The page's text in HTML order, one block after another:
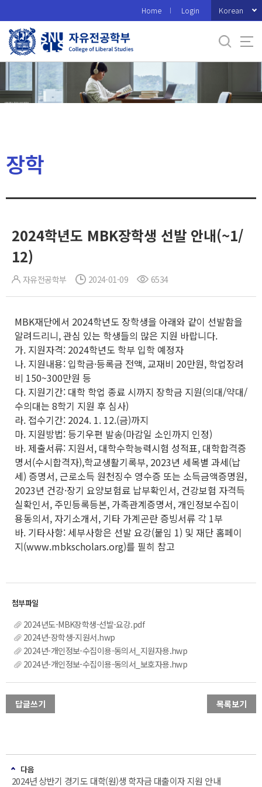
로
메
Home Login Korean
장학
2024학년도 MBK장학생 선발 안내(~1/
12)
자유전공학부 2024-01-09 6534
MBK재단에서 2024학년도 장학생을 아래와 같이 선발함을
알려드리니, 관심 있는 학생들의 많은 지원 바랍니다.
가. 지원자격: 2024학년도 학부 입학 예정자
나. 지원내용: 입학금·등록금 전액, 교재비 20만원, 학업장려
비 150~300만원 등
다. 지원기간: 대학 학업 종료 시까지 장학금 지원(의대/약대/
수의대는 8학기 지원 후 심사)
라. 접수기간: 2024. 1. 12.(금)까지
마. 지원방법: 등기우편 발송(마감일 소인까지 인정)
바. 제출서류: 지원서, 대학수학능력시험 성적표, 대학합격증
명서(수시합격자),학교생활기록부, 2023년 세목별 과세(납
세) 증명서, 근로소득 원천징수 영수증 또는 소득금액증명원,
2023년 건강·장기 요양보험료 납부확인서, 건강보험 자격득
실확인서, 주민등록등본, 가족관계증명서, 개인정보수집이
용동의서, 자기소개서, 기타 가계곤란 증빙서류 각 1부
바. 기타사항: 세부사항은 선발 요강(붙임 1) 및 재단 홈페이
지(www.mbkscholars.org)를 필히 참고
2024년도-MBK장학생-선발-요강.pdf
2024년-장학생-지원서.hwp
2024년-개인정보-수집이용-동의서_지원자용.hwp
2024년-개인정보-수집이용-동의서_보호자용.hwp
답글쓰기 목록보기
다음
2024년 상반기 경기도 대학(원)생 학자금 대출이자 지원 안내